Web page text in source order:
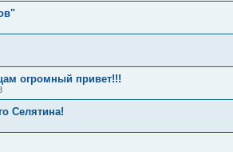
огромный привет!!!
Селятина!